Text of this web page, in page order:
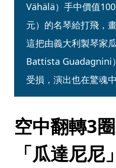
Vähälä）手中價值
元）的名琴給打飛，
這把由義大利製琴家
Battista Guadagnini
受損，演出也在驚魂
空中翻轉3
「瓜達尼